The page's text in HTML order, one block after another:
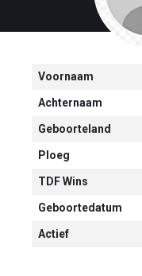
Voornaam
Achternaam
Geboorteland
Ploeg
TDF Wins
Geboortedatum
Actief